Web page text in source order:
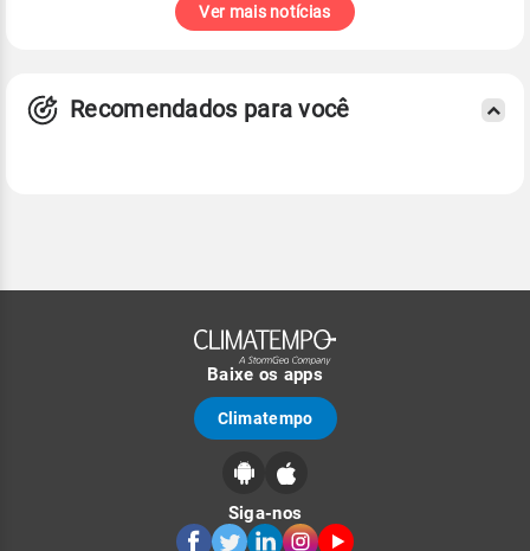
Ver mais notícias
Recomendados para você
Baixe os apps
Climatempo
Siga-nos